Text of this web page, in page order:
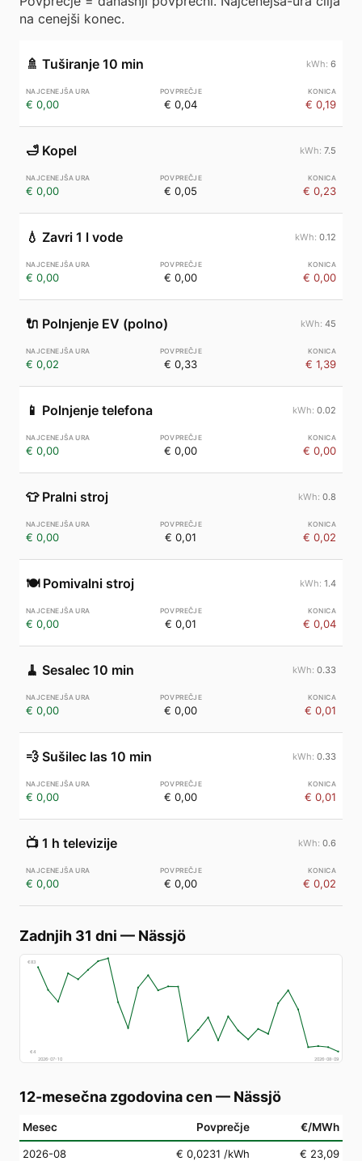
na cenejši konec.
🚿 Tuširanje 10 min 6
€ 0,00 € 0,04 € 0,19
🛁 Kopel 7.5
€ 0,00 € 0,05 € 0,23
💧 Zavri 1 l vode 0.12
€ 0,00 € 0,00 € 0,00
🔌 Polnjenje EV (polno) 45
€ 0,02 € 0,33 € 1,39
📱 Polnjenje telefona 0.02
€ 0,00 € 0,00 € 0,00
👕 Pralni stroj 0.8
€ 0,00 € 0,01 € 0,02
🍽️ Pomivalni stroj 1.4
€ 0,00 € 0,01 € 0,04
🧹 Sesalec 10 min 0.33
€ 0,00 € 0,00 € 0,01
💨 Sušilec las 10 min 0.33
€ 0,00 € 0,00 € 0,01
📺 1 h televizije 0.6
€ 0,00 € 0,00 € 0,02
Zadnjih 31 dni — Nässjö
€83
€4
2026-07-10
2026-08-09
12-mesečna zgodovina cen — Nässjö
Mesec Povprečje €/MWh
2026-08 € 0,0231 /kWh
€ 23,09